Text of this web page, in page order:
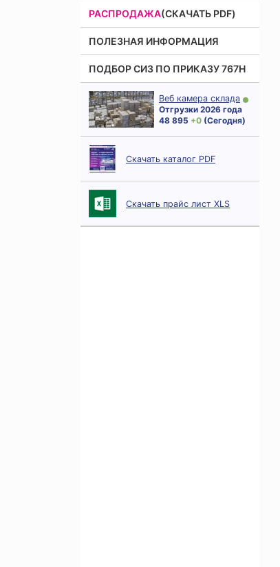
РАСПРОДАЖА(СКАЧАТЬ PDF)
ПОЛЕЗНАЯ ИНФОРМАЦИЯ
ПОДБОР СИЗ ПО ПРИКАЗУ 767Н
Веб камера склада
Отгрузки 2026 года
48 895 + 0 (Сегодня)
Скачать каталог PDF
Скачать прайс лист XLS